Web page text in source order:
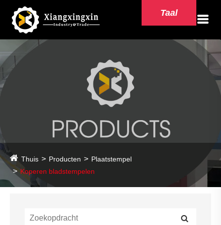
Taal
Thuis Producten
Plaatstempel
Koperen bladstempelen